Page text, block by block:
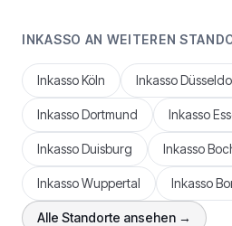
INKASSO AN WEITEREN
InkassoKöln Inkasso
InkassoDortmund Inkasso
InkassoDuisburg Inkasso
InkassoWuppertal Inkasso
Alle Standorte ansehen →